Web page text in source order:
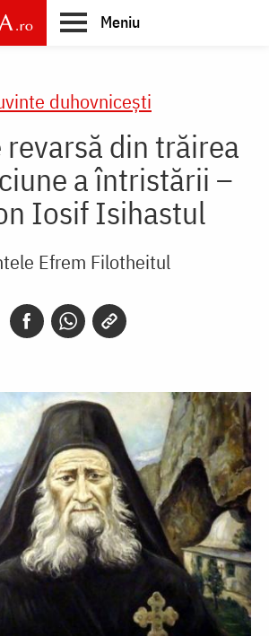
Meniu
duhovnicești
revarsă din trăirea
a întristării –
Iosif Isihastul
Efrem Filotheitul